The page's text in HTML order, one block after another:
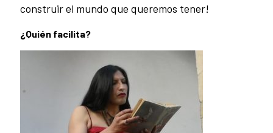
construir el mundo que queremos tener!
¿Quién facilita?